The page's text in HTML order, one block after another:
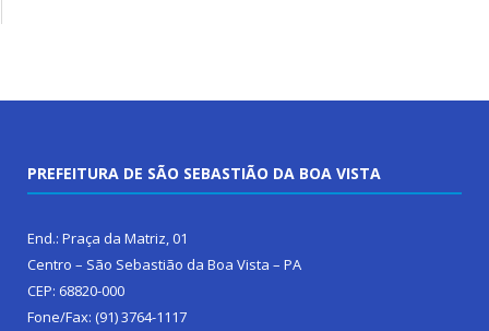
PREFEITURA DE SÃO SEBASTIÃO DA BOA VISTA
End.: Praça da Matriz, 01
Centro – São Sebastião da Boa Vista – PA
CEP: 68820-000
Fone/Fax: (91) 3764-1117